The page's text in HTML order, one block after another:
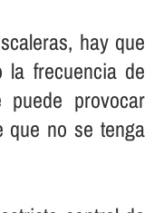
hay que
la frecuencia de
provocar
que no se tenga